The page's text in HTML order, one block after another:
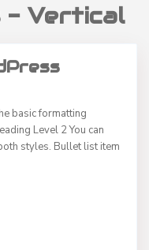
- Vertical
basic formatting
Level 2 You can
styles. Bullet list item